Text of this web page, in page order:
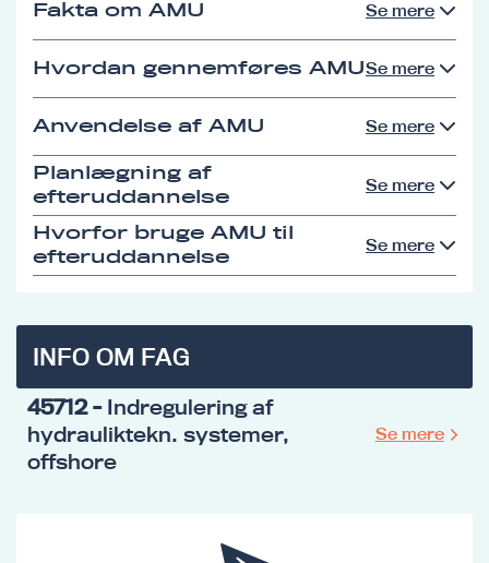
Fakta om AMU Se mere
Hvordan gennemføres AMUSe mere
Anvendelse af AMU Se mere
Planlægning af
efteruddannelse
Se mere
Hvorfor bruge AMU til
efteruddannelse
Se mere
INFO OM FAG
45712- Indregulering af
hydrauliktekn. systemer,
offshore
Se mere